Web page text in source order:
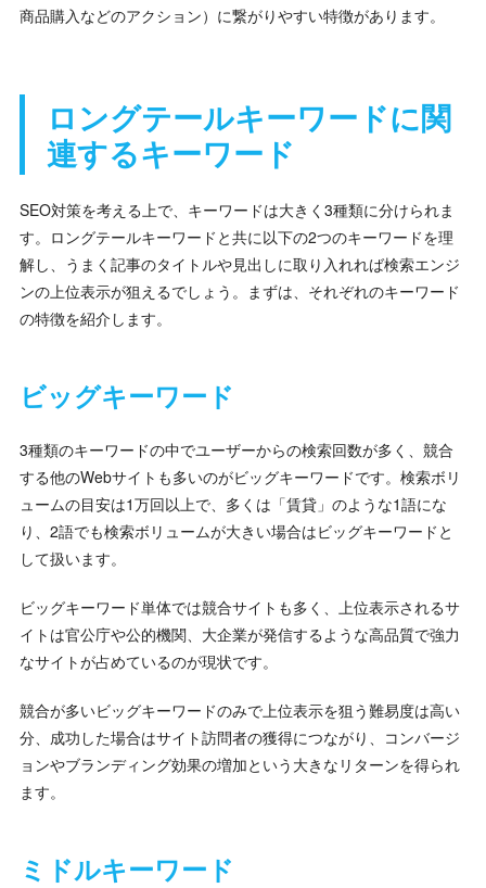
商品購入などのアクション）に繋がりやすい特徴があります。
ロングテールキーワードに関
連するキーワード
SEO対策を考える上で、キーワードは大きく3種類に分けられま
す。ロングテールキーワードと共に以下の2つのキーワードを理
解し、うまく記事のタイトルや見出しに取り入れれば検索エンジ
ンの上位表示が狙えるでしょう。まずは、それぞれのキーワード
の特徴を紹介します。
ビッグキーワード
3種類のキーワードの中でユーザーからの検索回数が多く、競合
する他のWebサイトも多いのがビッグキーワードです。検索ボリ
ュームの目安は1万回以上で、多くは「賃貸」のような1語にな
り、2語でも検索ボリュームが大きい場合はビッグキーワードと
して扱います。
ビッグキーワード単体では競合サイトも多く、上位表示されるサ
イトは官公庁や公的機関、大企業が発信するような高品質で強力
なサイトが占めているのが現状です。
競合が多いビッグキーワードのみで上位表示を狙う難易度は高い
分、成功した場合はサイト訪問者の獲得につながり、コンバージ
ョンやブランディング効果の増加という大きなリターンを得られ
ます。
ミドルキーワード